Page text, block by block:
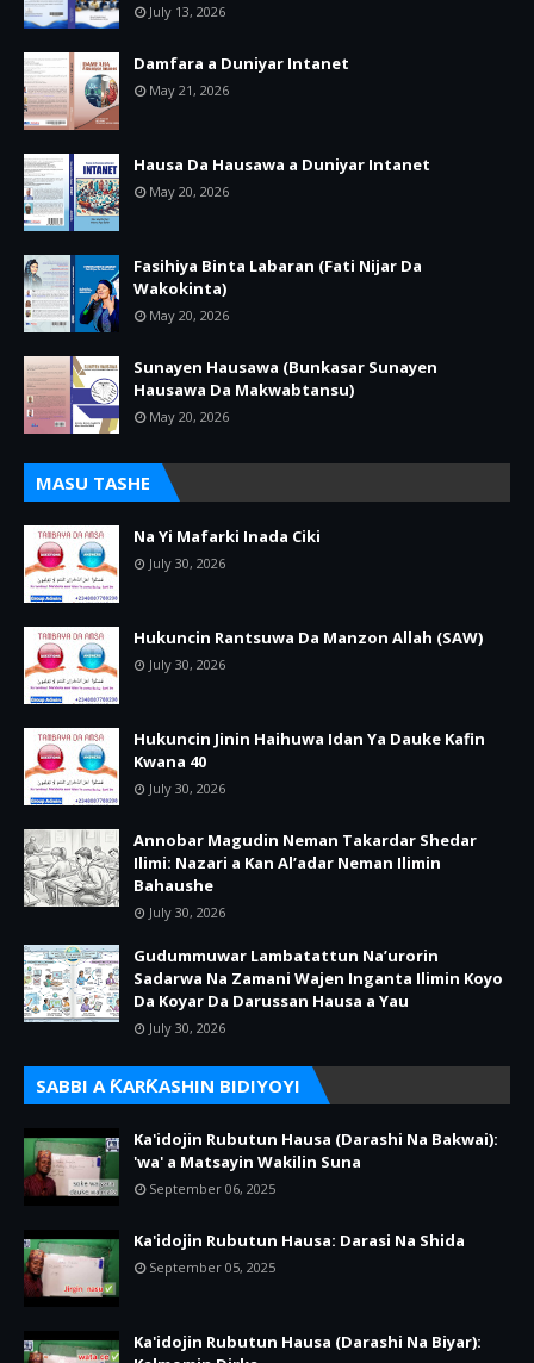
July 13, 2026
Damfara a Duniyar Intanet
May 21, 2026
Hausa Da Hausawa a Duniyar Intanet
May 20, 2026
Fasihiya Binta Labaran (Fati Nijar Da
Wakokinta)
May 20, 2026
Sunayen Hausawa (Bunkasar Sunayen
Hausawa Da Makwabtansu)
May 20, 2026
MASU TASHE
Na Yi Mafarki Inada Ciki
July 30, 2026
Hukuncin Rantsuwa Da Manzon Allah (SAW)
July 30, 2026
Hukuncin Jinin Haihuwa Idan Ya Dauke Kafin
Kwana 40
July 30, 2026
Annobar Magudin Neman Takardar Shedar
Ilimi: Nazari a Kan Al’adar Neman Ilimin
Bahaushe
July 30, 2026
Gudummuwar Lambatattun Na’urorin
Sadarwa Na Zamani Wajen Inganta Ilimin Koyo
Da Koyar Da Darussan Hausa a Yau
July 30, 2026
SABBI A ƘARƘASHIN BIDIYOYI
Ka'idojin Rubutun Hausa (Darashi Na Bakwai):
'wa' a Matsayin Wakilin Suna
September 06, 2025
Ka'idojin Rubutun Hausa: Darasi Na Shida
September 05, 2025
Ka'idojin Rubutun Hausa (Darashi Na Biyar):